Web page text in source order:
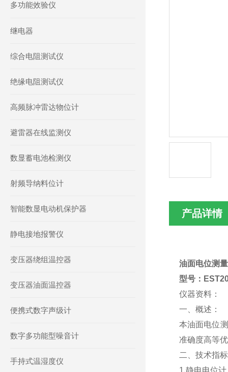
多功能效验仪
继电器
综合电阻测试仪
绝缘电阻测试仪
高频脉冲雷达物位计
避雷器在线监测仪
数显蓄电池检测仪
射频导纳料位计
智能数显电动机保护器
静电接地报警仪
变压器绕组温控器
变压器油面温控器
便携式数字声级计
数字多功能型噪音计
手持式温湿度仪
产品详情
油面电位测
型号：
仪器资料：
一、概述：
本油面电位
准确度高等
二、技术指
1.静电电位